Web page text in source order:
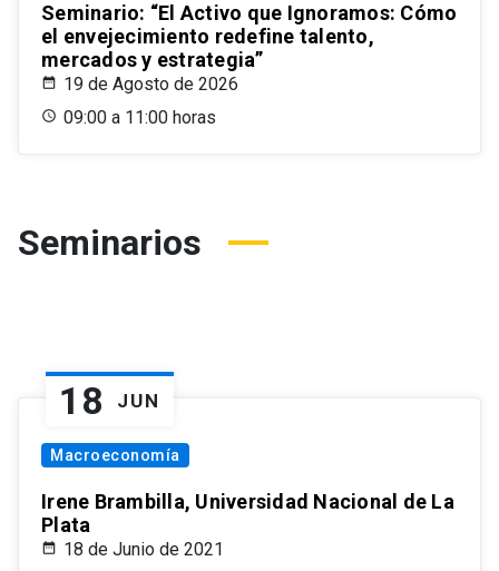
Seminario: “El Activo que Ignoramos: Cómo
el envejecimiento redefine talento,
mercados y estrategia”
19 de Agosto de 2026
09:00 a 11:00 horas
Seminarios
18 JUN
Macroeconomía
Irene Brambilla, Universidad Nacional de La
Plata
18 de Junio de 2021